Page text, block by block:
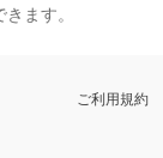
ます。
ご利用規約